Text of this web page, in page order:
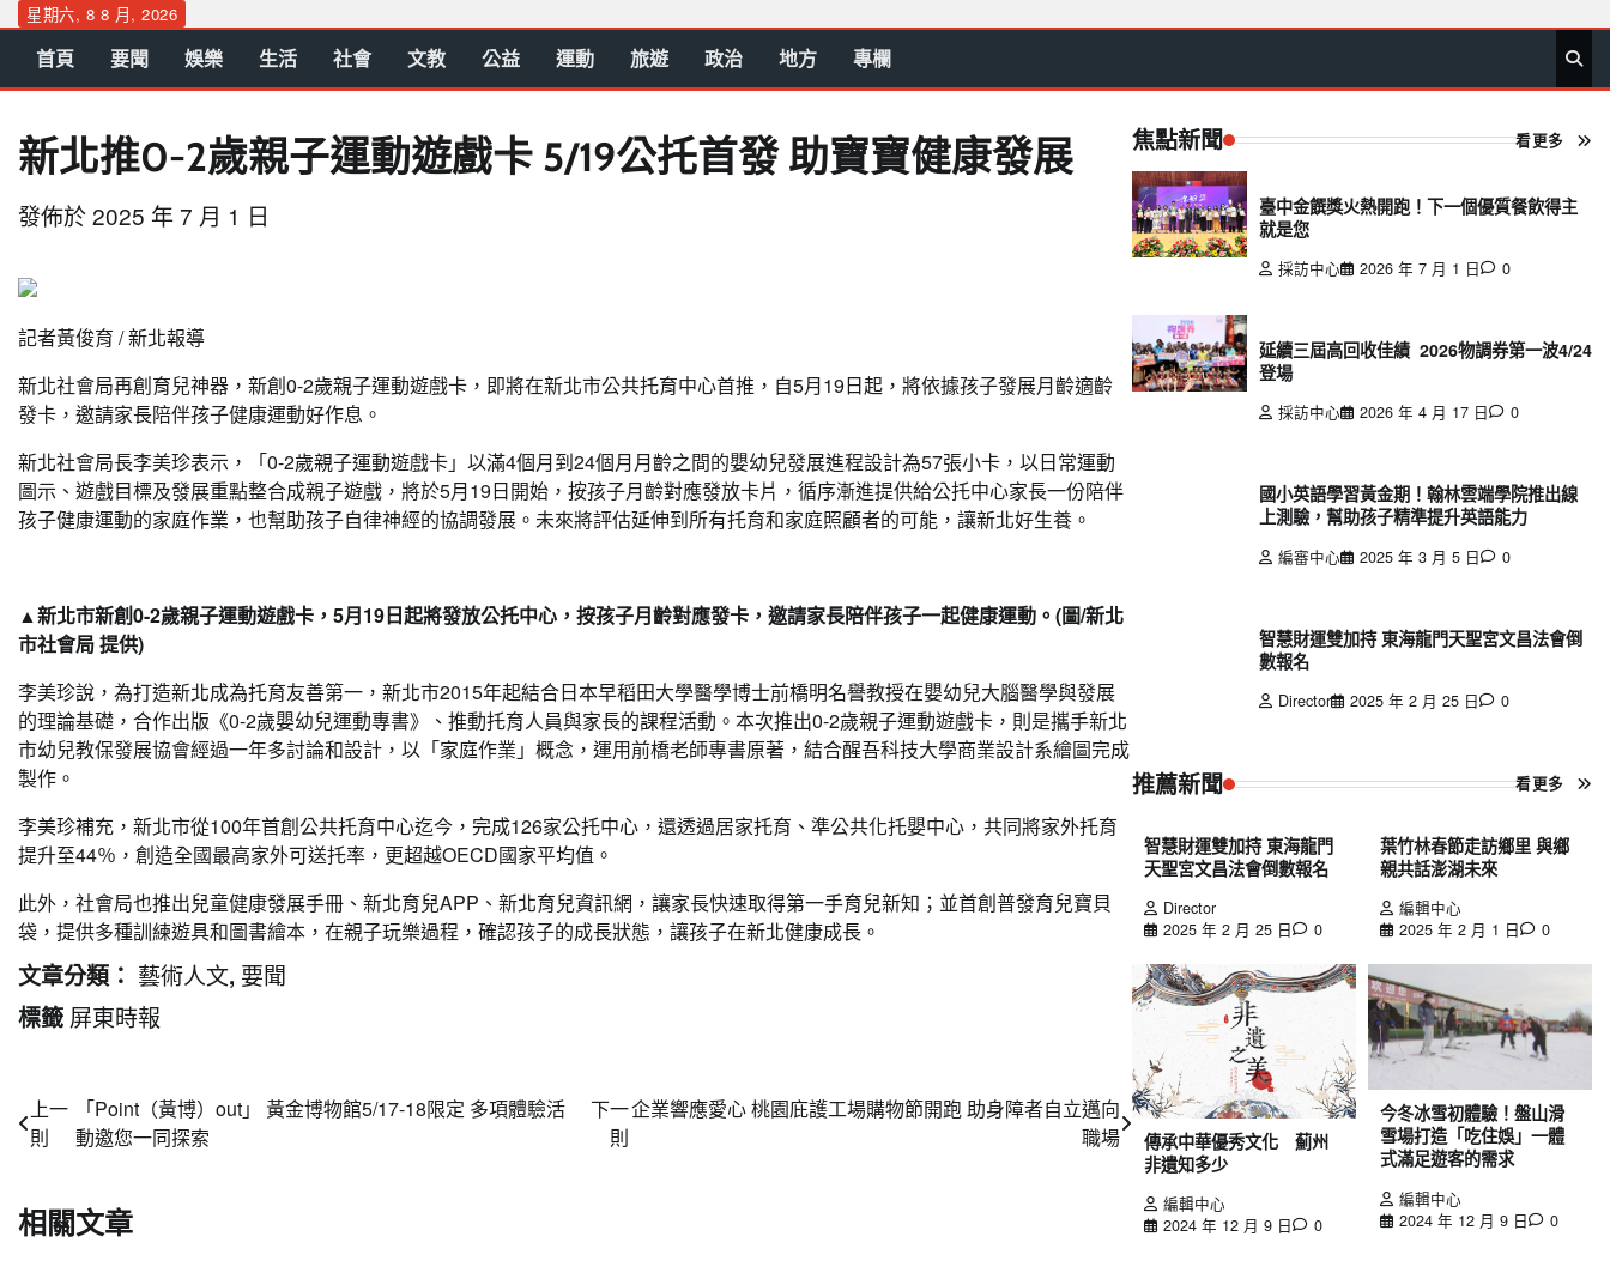
Skip
content
星期六, 8 8 月, 2026
首 要 娛 生 社 文 公 運 旅 政 地
方
專
欄
首頁 要聞 娛樂 生活 社會 文教 公益 運動 旅遊 政治 地方 專欄
新北推0-2歲親子運動遊戲卡 5/19公托首發 助寶寶健康發展
發佈於2025 年 7 月 1 日
記者黃俊育 / 新北報導
新北社會局再創育兒神器，新創0-2歲親子運動遊戲卡，即將在新北市公共托育中心首推，自5月19日起，將依據孩子發展月齡適齡
發卡，邀請家長陪伴孩子健康運動好作息。
新北社會局長李美珍表示，「0-2歲親子運動遊戲卡」以滿4個月到24個月月齡之間的嬰幼兒發展進程設計為57張小卡，以日常運動
圖示、遊戲目標及發展重點整合成親子遊戲，將於5月19日開始，按孩子月齡對應發放卡片，循序漸進提供給公托中心家長一份陪伴
孩子健康運動的家庭作業，也幫助孩子自律神經的協調發展。未來將評估延伸到所有托育和家庭照顧者的可能，讓新北好生養。
▲新北市新創0-2歲親子運動遊戲卡，5月19日起將發放公托中心，按孩子月齡對應發卡，邀請家長陪伴孩子一起健康運動。(圖/新北
市社會局 提供)
李美珍說，為打造新北成為托育友善第一，新北市2015年起結合日本早稻田大學醫學博士前橋明名譽教授在嬰幼兒大腦醫學與發展
的理論基礎，合作出版《0-2歲嬰幼兒運動專書》、推動托育人員與家長的課程活動。本次推出0-2歲親子運動遊戲卡，則是攜手新北
市幼兒教保發展協會經過一年多討論和設計，以「家庭作業」概念，運用前橋老師專書原著，結合醒吾科技大學商業設計系繪圖完成
製作。
李美珍補充，新北市從100年首創公共托育中心迄今，完成126家公托中心，還透過居家托育、準公共化托嬰中心，共同將家外托育
提升至44％，創造全國最高家外可送托率，更超越OECD國家平均值。
此外，社會局也推出兒童健康發展手冊、新北育兒APP、新北育兒資訊網，讓家長快速取得第一手育兒新知；並首創普發育兒寶貝
袋，提供多種訓練遊具和圖書繪本，在親子玩樂過程，確認孩子的成長狀態，讓孩子在新北健康成長。
文章分類： 藝術人文, 要聞
標籤 屏東時報
文
章
導
覽
上一
則
「Point（黃博）out」 黃金博物館5/17-18限定 多項體驗活
動邀您一同探索
下一
則
企業響應愛心 桃園庇護工場購物節開跑 助身障者自立邁向
職場
相關文章
焦點新聞 看更多
臺中金饌獎火熱開跑！下一個優質餐飲得主
就是您
採訪中心 2026 年 7 月 1 日 0
延續三屆高回收佳績 2026物調券第一波4/24
登場
採訪中心 2026 年 4 月 17 日 0
國小英語學習黃金期！翰林雲端學院推出線
上測驗，幫助孩子精準提升英語能力
編審中心 2025 年 3 月 5 日 0
智慧財運雙加持 東海龍門天聖宮文昌法會倒
數報名
Director 2025 年 2 月 25 日 0
推薦新聞 看更多
智慧財運雙加持 東海龍門
天聖宮文昌法會倒數報名
Director
2025 年 2 月 25 日
0
葉竹林春節走訪鄉里 與鄉
親共話澎湖未來
編輯中心
2025 年 2 月 1 日
0
傳承中華優秀文化 薊州
非遺知多少
編輯中心
2024 年 12 月 9 日
0
今冬冰雪初體驗！盤山滑
雪場打造「吃住娛」一體
式滿足遊客的需求
編輯中心
2024 年 12 月 9 日
0